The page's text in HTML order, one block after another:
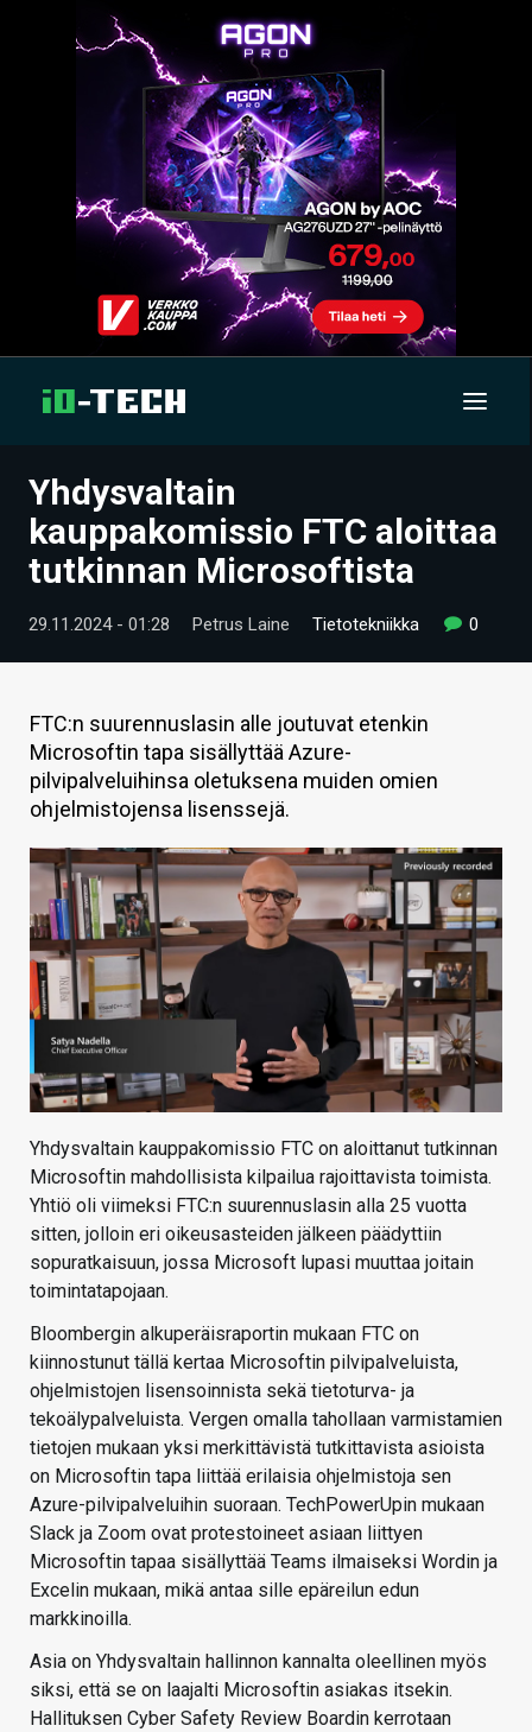
UUTISET
ARTIKKELIT
VIDEOT
TECHBBS
TIETOA
HINTA.FI
KAUPPA
VAIHDA TEEMA
HAKU
Yhdysvaltain
kauppakomissio FTC aloittaa
tutkinnan Microsoftista
29.11.2024 - 01:28 Petrus Laine Tietotekniikka 0
FTC:n suurennuslasin alle joutuvat etenkin
Microsoftin tapa sisällyttää Azure-
pilvipalveluihinsa oletuksena muiden omien
ohjelmistojensa lisenssejä.
Yhdysvaltain kauppakomissio FTC on aloittanut tutkinnan
Microsoftin mahdollisista kilpailua rajoittavista toimista.
Yhtiö oli viimeksi FTC:n suurennuslasin alla 25 vuotta
sitten, jolloin eri oikeusasteiden jälkeen päädyttiin
sopuratkaisuun, jossa Microsoft lupasi muuttaa joitain
toimintatapojaan.
Bloombergin alkuperäisraportin mukaan FTC on
kiinnostunut tällä kertaa Microsoftin pilvipalveluista,
ohjelmistojen lisensoinnista sekä tietoturva- ja
tekoälypalveluista. Vergen omalla tahollaan varmistamien
tietojen mukaan yksi merkittävistä tutkittavista asioista
on Microsoftin tapa liittää erilaisia ohjelmistoja sen
Azure-pilvipalveluihin suoraan. TechPowerUpin mukaan
Slack ja Zoom ovat protestoineet asiaan liittyen
Microsoftin tapaa sisällyttää Teams ilmaiseksi Wordin ja
Excelin mukaan, mikä antaa sille epäreilun edun
markkinoilla.
Asia on Yhdysvaltain hallinnon kannalta oleellinen myös
siksi, että se on laajalti Microsoftin asiakas itsekin.
Hallituksen Cyber Safety Review Boardin kerrotaan